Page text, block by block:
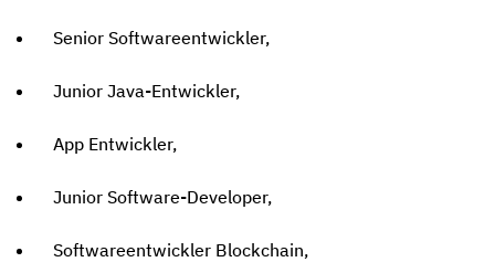
Senior Softwareentwickler,
Junior Java-Entwickler,
App Entwickler,
Junior Software-Developer,
Softwareentwickler Blockchain,